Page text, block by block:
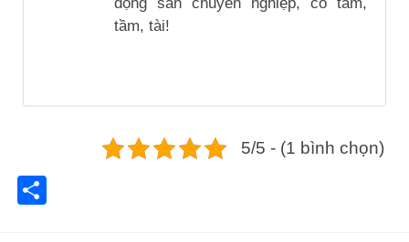
tầm, tài!
5/5 - (1 bình chọn)